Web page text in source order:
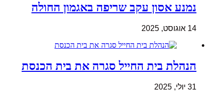
נמנע אסון עקב שריפה באגמון החולה
14 אוגוסט, 2025
הנהלת בית החייל סגרה את בית הכנסת
31 יולי, 2025